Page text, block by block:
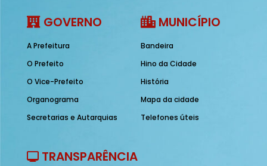
GOVERNO
A Prefeitura
O Prefeito
O Vice-Prefeito
Organograma
Secretarias e Autarquias
MUNICÍPIO
Bandeira
Hino da Cidade
História
Mapa da cidade
Telefones úteis
TRANSPARÊNCIA